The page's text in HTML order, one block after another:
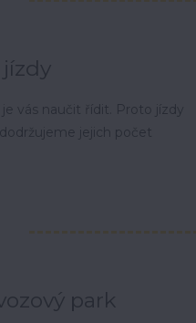
vás naučit řídit. Proto jízdy
jejich počet
park